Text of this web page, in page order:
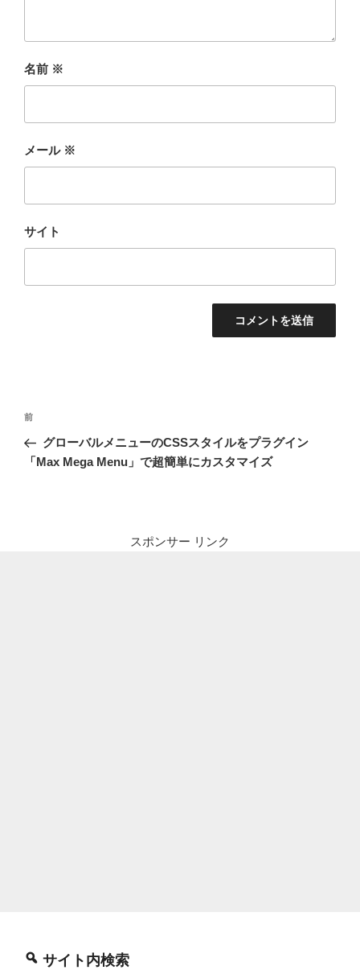
名前 ※
メール ※
サイト
投
ナ
前
の
投
前
グローバルメニューのCSSスタイルをプラグイン
「Max Mega Menu」で超簡単にカスタマイズ
スポンサー リンク
サイト内検索